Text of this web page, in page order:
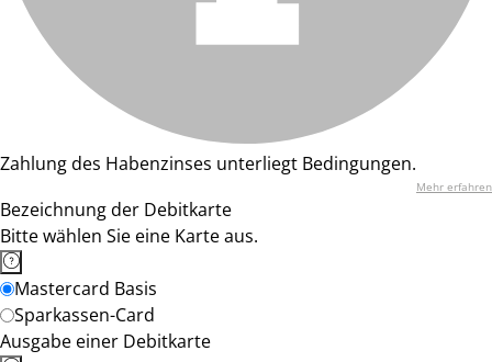
Zahlung des Habenzinses unterliegt Bedingungen.
Mehr erfahren
Bezeichnung der Debitkarte
Bitte wählen Sie eine Karte aus.
Mastercard Basis
Sparkassen-Card
Ausgabe einer Debitkarte